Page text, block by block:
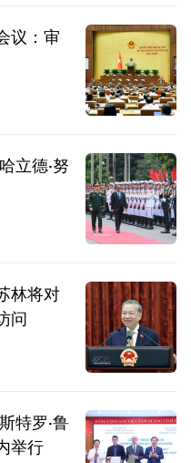
议：审
立德·努
林将对
问
特罗·鲁
举行